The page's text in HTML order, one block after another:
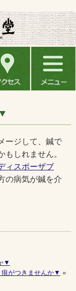
ージして、鍼で
もしれません。
ィスポーザブ
の病気が鍼を介
▼
がつきませんか▼ »